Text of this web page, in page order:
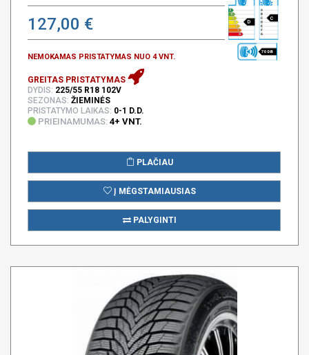
127,00 €
NEMOKAMAS PRISTATYMAS NUO 4 VNT.
D
C
70 DB
GREITAS PRISTATYMAS
DYDIS: 225/55 R18 102V
SEZONAS: ŽIEMINĖS
PRISTATYMO LAIKAS: 0-1 D.D.
PRIEINAMUMAS: 4+ VNT.
PLAČIAU
Į MĖGSTAMIAUSIAS
PALYGINTI